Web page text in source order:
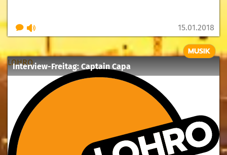
15.01.2018
LOHRO
Interview-Freitag: Captain Capa
MUSIK